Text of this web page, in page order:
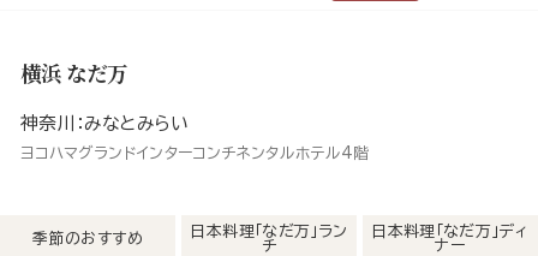
横浜 なだ万
神奈川：みなとみらい
ヨコハマグランドインターコンチネンタルホテル4階
季節のおすすめ
日本料理「なだ万」ラン
チ
日本料理「なだ万」ディ
ナー